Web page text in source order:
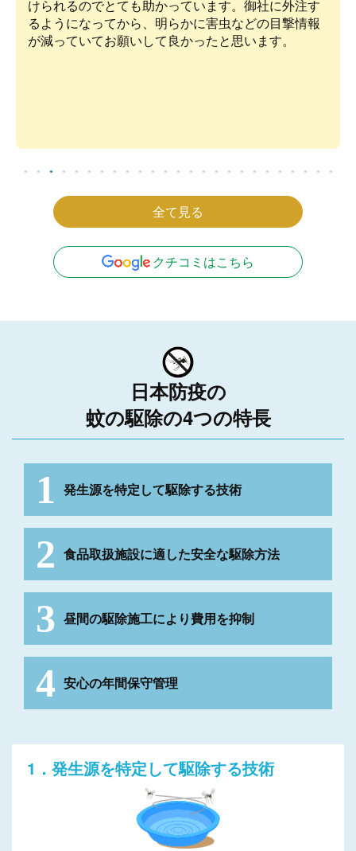
けられるのでとても助かっています。御社に外注す
るようになってから、明らかに害虫などの目撃情報
が減っていてお願いして良かったと思います。
全て見る
クチコミはこちら
日本防疫の
蚊の駆除の4つの特長
発生源を特定して駆除する技術
食品取扱施設に適した安全な駆除方法
昼間の駆除施工により費用を抑制
安心の年間保守管理
1．発生源を特定して駆除する技術